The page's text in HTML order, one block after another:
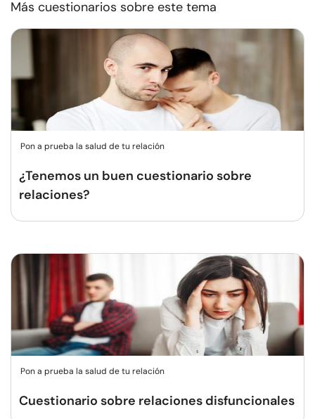
Más cuestionarios sobre este tema
Pon a prueba la salud de tu relación
¿Tenemos un buen cuestionario sobre
relaciones?
Pon a prueba la salud de tu relación
Cuestionario sobre relaciones disfuncionales